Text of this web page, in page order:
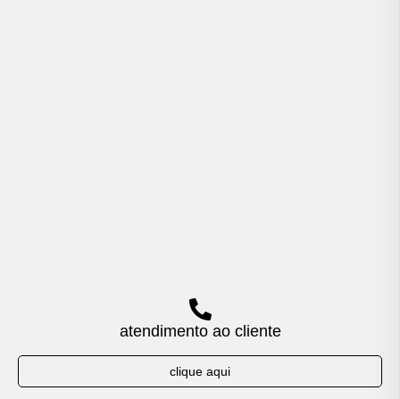
atendimento ao cliente
clique aqui